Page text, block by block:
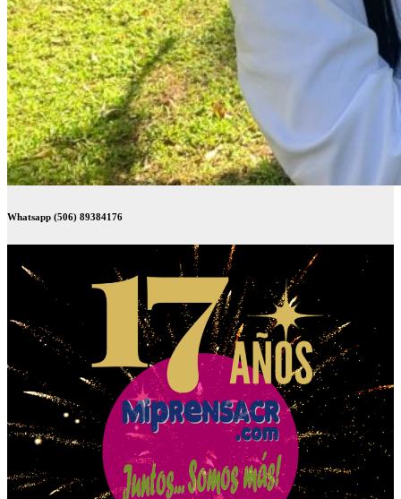
Whatsapp (506) 89384176